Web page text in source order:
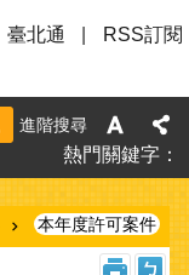
臺北通 RSS訂閱
進階搜尋
熱門關鍵字
本年度許可案件